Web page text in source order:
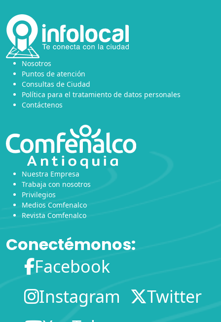
Nosotros
Puntos de atención
Consultas de Ciudad
Política para el tratamiento de datos personales
Contáctenos
Nuestra Empresa
Trabaja con nosotros
Privilegios
Medios Comfenalco
Revista Comfenalco
Conectémonos:
Facebook
Instagram
Twitter